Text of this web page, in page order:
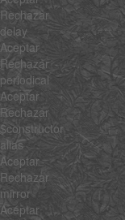
Rechazar
delay
Aceptar
Rechazar
periodical
Aceptar
Rechazar
$constructor
alias
Aceptar
Rechazar
mirror
Aceptar